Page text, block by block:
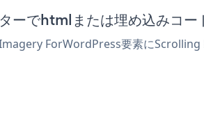
でhtmlまたは埋め込みコー
ForWordPress要素に